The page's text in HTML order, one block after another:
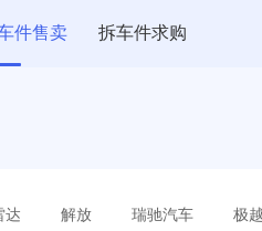
件售卖 拆车件求购
达 解放 瑞驰汽车 极